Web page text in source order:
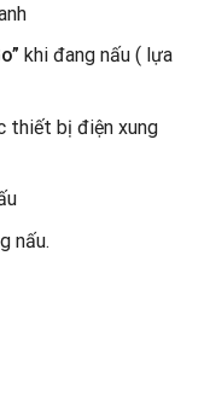
khi đang nấu ( lựa
thiết bị điện xung
nấu.